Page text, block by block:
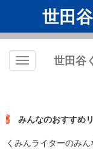
世田
Toggle
世田谷
みんなのおすすめ
くみんライターのみ